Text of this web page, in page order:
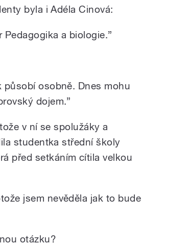
byla i Adéla Cinová:
a biologie.”
působí osobně. Dnes mohu
dojem.”
v ní se spolužáky a
studentka střední školy
před setkáním cítila velkou
jsem nevěděla jak to bude
otázku?